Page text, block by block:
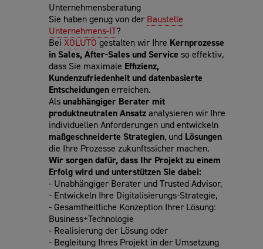
Unternehmensberatung
Sie haben genug von der Baustelle
Unternehmens-IT?
Bei XOLUTO gestalten wir Ihre Kernprozesse
in Sales, After-Sales und Service so effektiv,
dass Sie maximale Effizienz,
Kundenzufriedenheit und datenbasierte
Entscheidungenerreichen.
Als unabhängiger Berater mit
produktneutralen Ansatzanalysieren wir Ihre
individuellen Anforderungen und entwickeln
maßgeschneiderte Strategien, und Lösungen
die Ihre Prozesse zukunftssicher machen.
Wir sorgen dafür, dass Ihr Projekt zu einem
Erfolg wird und unterstützen Sie dabei:
- Unabhängiger Berater und Trusted Advisor,
- Entwickeln Ihre Digitalisierungs-Strategie,
- Gesamtheitliche Konzeption Ihrer Lösung:
Business+Technologie
- Realisierung der Lösung oder
- Begleitung Ihres Projekt in der Umsetzung